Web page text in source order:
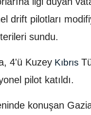
drift pilotları
sundu.
4'ü Kuzey Kıbrıs
pilot katıldı.
konuşan